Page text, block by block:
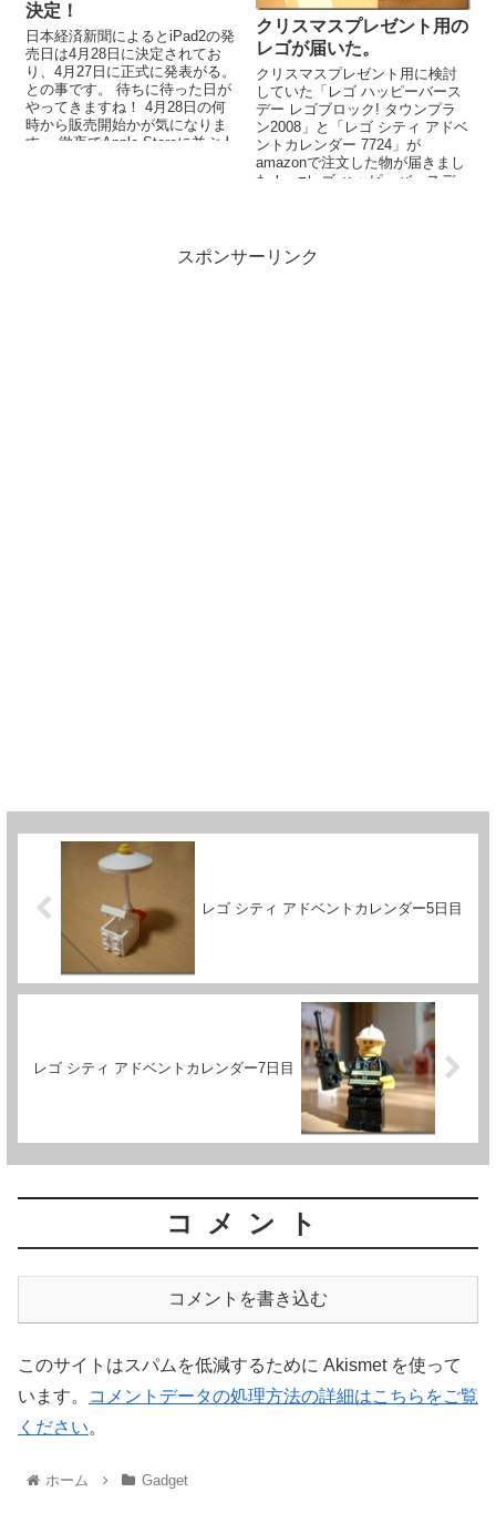
決定！
日本経済新聞によるとiPad2の発
売日は4月28日に決定されてお
り、4月27日に正式に発表がる。
との事です。 待ちに待った日が
やってきますね！ 4月28日の何
時から販売開始かが気になりま
す。 徹夜でApple Storeに並ぶ人
クリスマスプレゼント用の
レゴが届いた。
クリスマスプレゼント用に検討
していた「レゴ ハッピーバース
デー レゴブロック! タウンプラ
ン2008」と「レゴ シティ アドベ
ントカレンダー 7724」が
amazonで注文した物が届きまし
た！ ■レゴ ハッピーバースデー
スポンサーリンク
レゴ シティ アドベントカレンダー5日目
レゴ シティ アドベントカレンダー7日目
コメント
コメントを書き込む
このサイトはスパムを低減するために Akismet を使って
います。
コメントデータの処理方法の詳細はこちらをご覧
ください。
ホーム Gadget